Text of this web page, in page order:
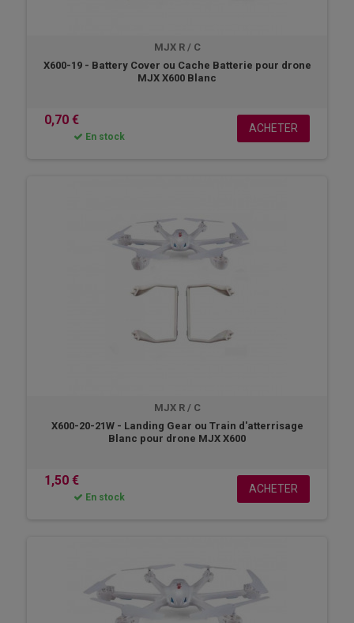
MJX R / C
X600-19 - Battery Cover ou Cache Batterie pour drone
MJX X600 Blanc
0,70 €
En stock
ACHETER
MJX R / C
X600-20-21W - Landing Gear ou Train d'atterrisage
Blanc pour drone MJX X600
1,50 €
En stock
ACHETER